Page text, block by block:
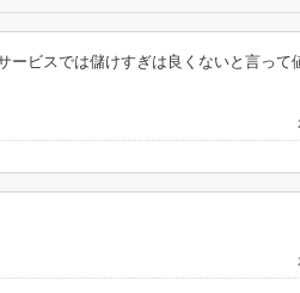
ービスでは儲けすぎは良くないと言って